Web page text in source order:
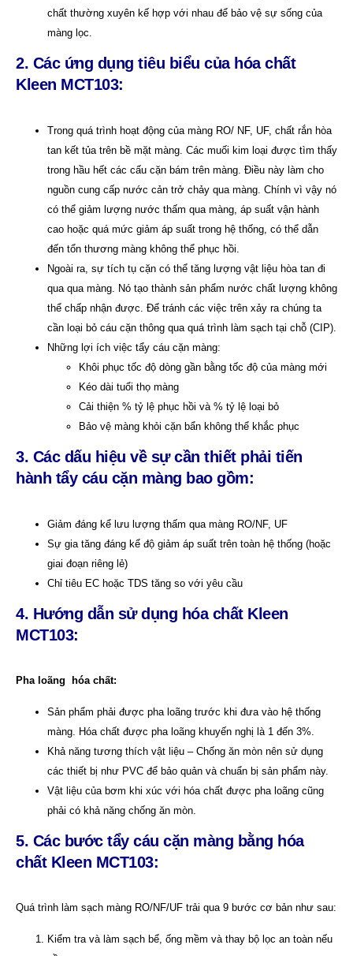
chất thường xuyên kế hợp với nhau để bảo vệ sự sống của
màng lọc.
2. Các ứng dụng tiêu biểu của hóa chất
Kleen MCT103:
Trong quá trình hoạt động của màng RO/ NF, UF, chất rắn hòa
tan kết tủa trên bề mặt màng. Các muối kim loại được tìm thấy
trong hầu hết các cấu cặn bám trên màng. Điều này làm cho
nguồn cung cấp nước cản trở chảy qua màng. Chính vì vậy nó
có thể giảm lượng nước thấm qua màng, áp suất vận hành
cao hoặc quá mức giảm áp suất trong hệ thống, có thể dẫn
đến tổn thương màng không thể phục hồi.
Ngoài ra, sự tích tụ cặn có thể tăng lượng vật liệu hòa tan đi
qua qua màng. Nó tạo thành sản phẩm nước chất lượng không
thể chấp nhận được. Để tránh các việc trên xảy ra chúng ta
cần loại bỏ cáu cặn thông qua quá trình làm sạch tại chỗ (CIP).
Những lợi ích việc tẩy cáu cặn màng:
Khôi phục tốc độ dòng gần bằng tốc độ của màng mới
Kéo dài tuổi thọ màng
Cải thiện % tỷ lệ phục hồi và % tỷ lệ loại bỏ
Bảo vệ màng khỏi cặn bẩn không thể khắc phục
3. Các dấu hiệu về sự cần thiết phải tiến
hành tẩy cáu cặn màng bao gồm:
Giảm đáng kể lưu lượng thấm qua màng RO/NF, UF
Sự gia tăng đáng kể độ giảm áp suất trên toàn hệ thống (hoặc
giai đoạn riêng lẻ)
Chỉ tiêu EC hoặc TDS tăng so với yêu cầu
4. Hướng dẫn sử dụng hóa chất Kleen
MCT103:
Pha loãng hóa chất:
Sản phẩm phải được pha loãng trước khi đưa vào hệ thống
màng. Hóa chất được pha loãng khuyến nghị là 1 đến 3%.
Khả năng tương thích vật liệu – Chống ăn mòn nên sử dụng
các thiết bị như PVC để bảo quản và chuẩn bị sản phẩm này.
Vật liệu của bơm khi xúc với hóa chất được pha loãng cũng
phải có khả năng chống ăn mòn.
5. Các bước tẩy cáu cặn màng bằng hóa
chất Kleen MCT103:
Quá trình làm sạch màng RO/NF/UF trải qua 9 bước cơ bản như sau:
Kiểm tra và làm sạch bể, ống mềm và thay bộ lọc an toàn nếu